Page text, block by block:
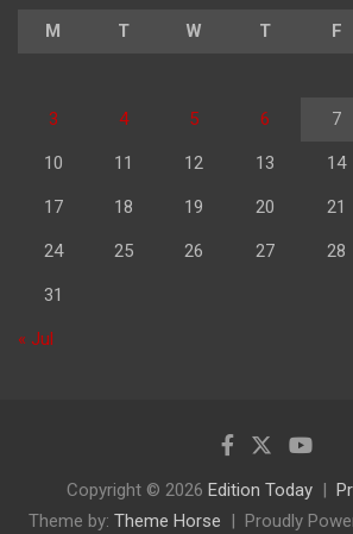
M T W T F
3 4 5 6 7
10 11 12 13 14
17 18 19 20 21
24 25 26 27 28
31
« Jul
Copyright © 2026 Edition Today
Theme by: Theme Horse Proudly